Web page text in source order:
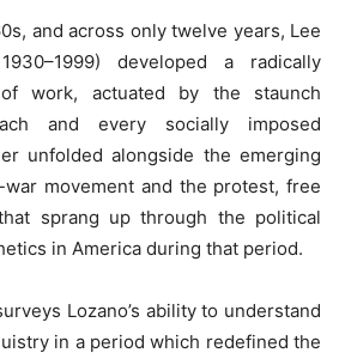
and across only twelve years, Lee
developed a radically
work, actuated by the staunch
and every socially imposed
unfolded alongside the emerging
movement and the protest, free
sprang up through the political
in America during that period.
Lozano’s ability to understand
in a period which redefined the